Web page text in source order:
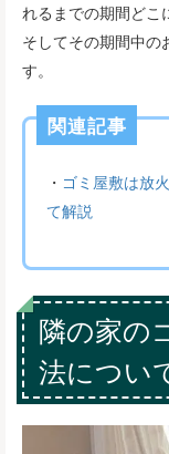
れるまでの期間どこ
そしてその期間中の
す。
関連記事
・ ゴミ屋敷は放
て解説
隣の家の
法につい